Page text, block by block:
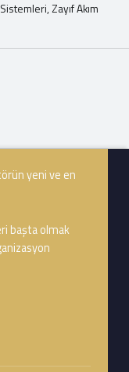
Zayıf Akım
yeni ve en
başta olmak